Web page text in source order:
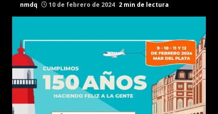
nmdq 10 de febrero de 2024 2 min de lectura